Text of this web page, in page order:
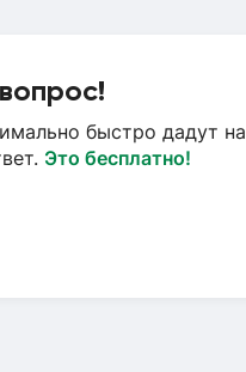
быстро дадут на
Это бесплатно!